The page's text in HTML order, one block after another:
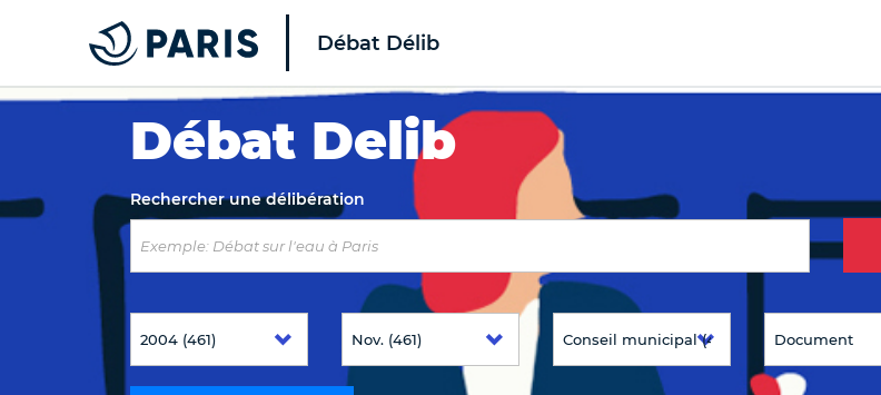
Top of the page
Débat Délib
Débat Delib
Rechercher une délibération